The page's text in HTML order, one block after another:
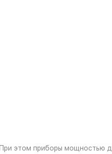
этом приборы мощностью